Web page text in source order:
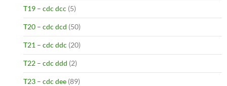
T19 – cdc dcc (5)
T20 – cdc dcd (50)
T21 – cdc ddc (20)
T22 – cdc ddd (2)
T23 – cdc dee (89)